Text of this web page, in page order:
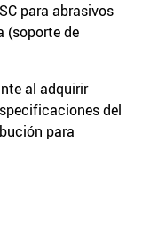
para abrasivos
(soporte de
al adquirir
del
para